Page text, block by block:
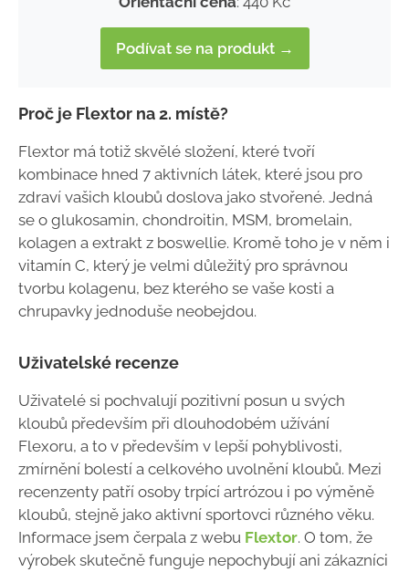
Podívat se na produkt →
Proč je Flextor na 2. místě?
Flextor má totiž skvělé složení, které tvoří
kombinace hned 7 aktivních látek, které jsou pro
zdraví vašich kloubů doslova jako stvořené. Jedná
se o glukosamin, chondroitin, MSM, bromelain,
kolagen a extrakt z boswellie. Kromě toho je v něm i
vitamín C, který je velmi důležitý pro správnou
tvorbu kolagenu, bez kterého se vaše kosti a
chrupavky jednoduše neobejdou.
Uživatelské recenze
Uživatelé si pochvalují pozitivní posun u svých
kloubů především při dlouhodobém užívání
Flexoru, a to v především v lepší pohyblivosti,
zmírnění bolestí a celkového uvolnění kloubů. Mezi
recenzenty patří osoby trpící artrózou i po výměně
kloubů, stejně jako aktivní sportovci různého věku.
Informace jsem čerpala z webu Flextor. O tom, že
výrobek skutečně funguje nepochybují ani zákazníci